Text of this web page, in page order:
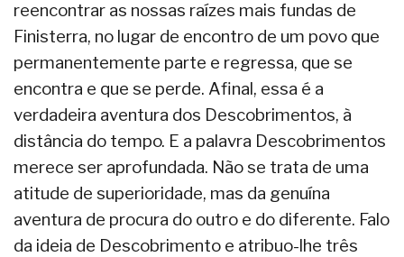
reencontrar as nossas raízes mais fundas de
Finisterra, no lugar de encontro de um povo que
permanentemente parte e regressa, que se
encontra e que se perde. Afinal, essa é a
verdadeira aventura dos Descobrimentos, à
distância do tempo. E a palavra Descobrimentos
merece ser aprofundada. Não se trata de uma
atitude de superioridade, mas da genuína
aventura de procura do outro e do diferente. Falo
da ideia de Descobrimento e atribuo-lhe três